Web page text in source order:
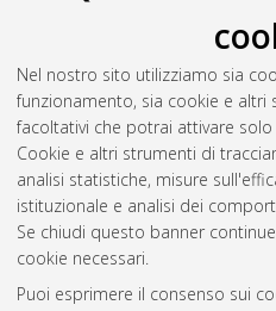
Nel nostro sito utilizziamo sia
funzionamento, sia cookie e
facoltativi che potrai attivare
Cookie e altri strumenti di
analisi statistiche, misure
istituzionale e analisi dei
Se chiudi questo banner
cookie necessari.
Puoi esprimere il consenso sui
Star
Universe: the HST Legacy,
Studiorum Università di
Astrofisica , 30 Ciclo. DOI
Questa lista e' stata generata il
Atom